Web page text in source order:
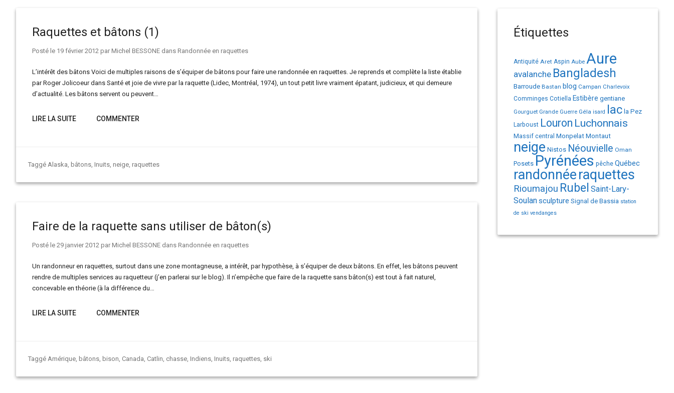
Raquettes et bâtons (1)
Posté le 19 février 2012 par Michel BESSONE dans Randonnée en raquettes
L’intérêt des bâtons Voici de multiples raisons de s’équiper de bâtons pour faire une randonnée en raquettes. Je reprends et complète la liste établie
par Roger Jolicoeur dans Santé et joie de vivre par la raquette (Lidec, Montréal, 1974), un tout petit livre vraiment épatant, judicieux, et qui demeure
d’actualité. Les bâtons servent ou peuvent…
LIRE LA SUITE COMMENTER
Taggé Alaska, bâtons, Inuits, neige, raquettes
Faire de la raquette sans utiliser de bâton(s)
Posté le 29 janvier 2012 par Michel BESSONE dans Randonnée en raquettes
Un randonneur en raquettes, surtout dans une zone montagneuse, a intérêt, par hypothèse, à s’équiper de deux bâtons. En effet, les bâtons peuvent
rendre de multiples services au raquetteur (j’en parlerai sur le blog). Il n’empêche que faire de la raquette sans bâton(s) est tout à fait naturel,
concevable en théorie (à la différence du…
LIRE LA SUITE COMMENTER
Taggé Amérique, bâtons, bison, Canada, Catlin, chasse, Indiens, Inuits, raquettes, ski
Étiquettes
Antiquité Aret Aspin Aube Aure
avalanche Bangladesh
Barroude Bastan blog Campan Charlevoix
Comminges Cotiella Estibère gentiane
Gourguet Grande Guerre Géla isard lac la Pez
Larboust Louron Luchonnais
Massif central MonpelatMontaut
neige Nistos Néouvielle Oman
Posets Pyrénées pêche Québec
randonnéeraquettes
Rioumajou Rubel Saint-Lary-
Soulansculpture Signal de Bassia station
de ski vendanges